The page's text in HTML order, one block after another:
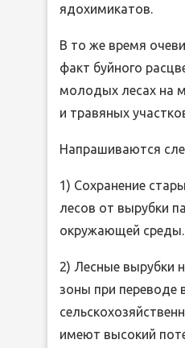
ядохимикатов.
В то же время
факт буйного
молодых лесах на
и травяных
Напрашиваются
1) Сохранение
лесов от вырубки
окружающей среды.
2) Лесные вырубки
зоны при переводе
имеют высокий